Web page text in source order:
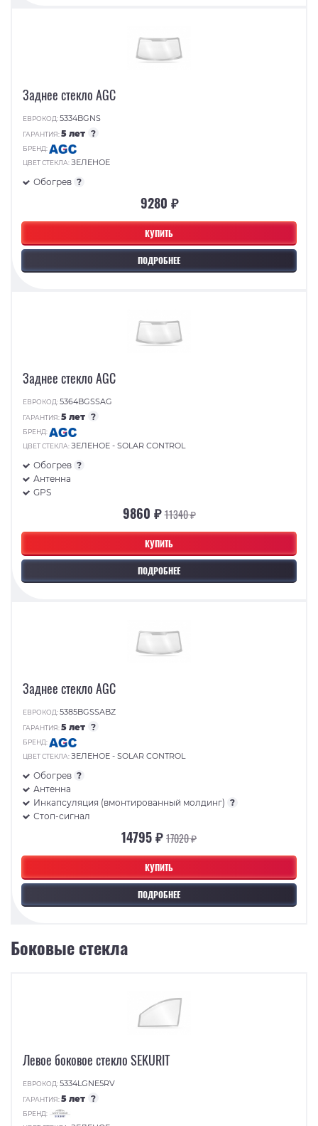
КУПИТЬ
ПОДРОБНЕЕ
Заднее стекло AGC
ЕВРОКОД:5334BGNS
ГАРАНТИЯ:5 лет ?
БРЕНД:
ЦВЕТ СТЕКЛА:ЗЕЛЕНОЕ
Обогрев ?
9280 ₽
КУПИТЬ
ПОДРОБНЕЕ
Заднее стекло AGC
ЕВРОКОД:5364BGSSAG
ГАРАНТИЯ:5 лет ?
БРЕНД:
ЦВЕТ СТЕКЛА:ЗЕЛЕНОЕ - SOLAR CONTROL
Обогрев ?
Антенна
GPS
9860 ₽11340 ₽
КУПИТЬ
ПОДРОБНЕЕ
Заднее стекло AGC
ЕВРОКОД:5385BGSSABZ
ГАРАНТИЯ:5 лет ?
БРЕНД:
ЦВЕТ СТЕКЛА:ЗЕЛЕНОЕ - SOLAR CONTROL
Обогрев ?
Антенна
Инкапсуляция (вмонтированный молдинг) ?
Стоп-сигнал
14795 ₽17020 ₽
Боковые стекла
Левое боковое стекло SEKURIT
ЕВРОКОД:5334LGNE5RV
ГАРАНТИЯ:5 лет ?
БРЕНД: